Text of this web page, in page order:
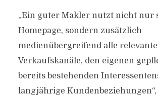
„Ein guter Makler nutzt nicht nur
Homepage, sondern zusätzlich
medienübergreifend alle
Verkaufskanäle, den eigenen
bereits bestehenden
langjährige Kundenbeziehungen“,